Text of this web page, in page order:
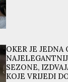
OKER JE JEDNA
SEZONE,
KOJE VRIJEDI